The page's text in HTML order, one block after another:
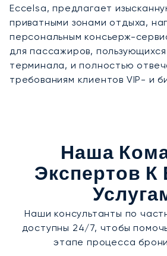
Eccelsa, предлагает
приватными зонами отдыха,
персональным консьерж-
для пассажиров, пользующихся
терминала, и полностью
требованиям клиентов VIP- и
Наша
Экспертов
Наши консультанты по
доступны 24/7, чтобы
этапе процесса